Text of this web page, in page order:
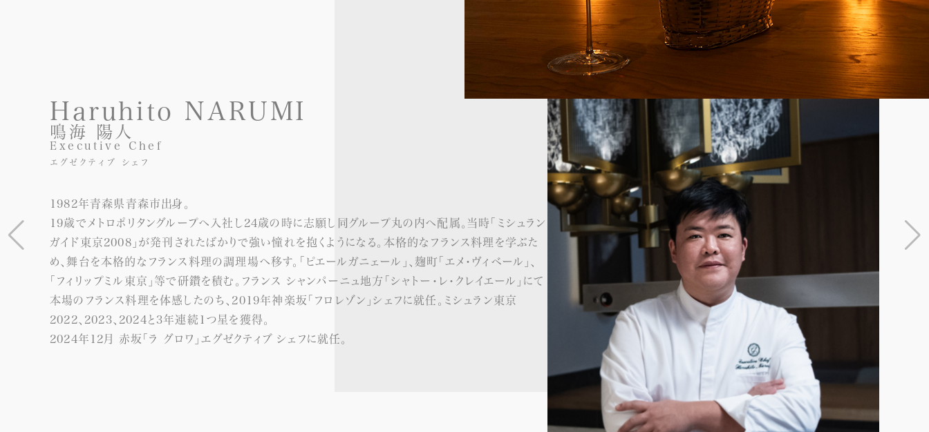
Haruhito NARUMI
鳴海 陽人
Executive Chef
エグゼクティブ シェフ
1982年青森県青森市出身。
19歳でメトロポリタングループへ入社し24歳の時に志願し同グループ丸の内へ配属。当時「ミシュラン
ガイド東京2008」が発刊されたばかりで強い憧れを抱くようになる。本格的なフランス料理を学ぶた
め、舞台を本格的なフランス料理の調理場へ移す。「ピエールガニェール」、麹町「エメ・ヴィベール」、
「フィリップミル東京」等で研鑽を積む。フランス シャンパーニュ地方「シャトー・レ・クレイエール」にて
本場のフランス料理を体感したのち、2019年神楽坂「フロレゾン」シェフに就任。ミシュラン東京
2022、2023、2024と3年連続1つ星を獲得。
2024年12月 赤坂「ラ グロワ」エグゼクティブ シェフに就任。
jumpei KUDO
工藤 順平
Executive Sommelier
エグゼクティブ ソムリエ
故郷青森の「ホテルニューキャッスル」にて、ソムリエ資格、調理師免許を取得後、フランス料理の王道
であり、ソムリエのメッカ「トゥールダルジャン東京」「アピシウス」にて10年以上サービスの神髄を学
ぶ。2024年8月より現職。
シャンパーニュ騎士団 日本支部 シュヴァリエ / コーディネータ及び公認講師も務める。
Haruka NAGAYA
長屋 明花
Chef pâtissière
シェフパティシエール
1989年愛知県出身。母親の影響で幼少期からお菓子作りが好きになりパティシエールの道を目指す。
川崎市のパティスリーからキャリアをスタートし、青山「ブノワ」、銀座「アルマーニ」、神楽坂「フロレゾ
ン」と名だたる名店を経験し、六本木「ル・スプートニク」ではシェフパティシエとして手腕を発揮。座右
の銘は「一期一会」。
2024年12月 赤坂「ラ グロワ」シェフパティシエールに就任。